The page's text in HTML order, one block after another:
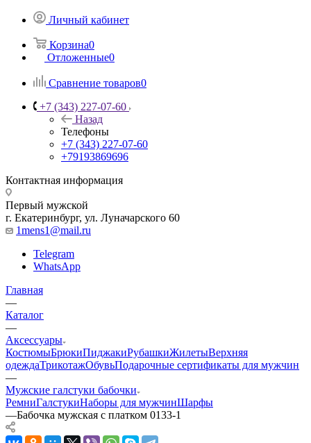
Личный кабинет
Корзина0
Отложенные0
Сравнение товаров0
+7 (343) 227-07-60
Назад
Телефоны
+7 (343) 227-07-60
+79193869696
Контактная информация
Первый мужской
г. Екатеринбург, ул. Луначарского 60
1mens1@mail.ru
Telegram
WhatsApp
Главная
—
Каталог
—
Аксессуары
КостюмыБрюкиПиджакиРубашкиЖилетыВерхняя
одеждаТрикотажОбувьПодарочные сертификаты для мужчин
—
Мужские галстуки бабочки
РемниГалстукиНаборы для мужчинШарфы
—Бабочка мужская с платком 0133-1